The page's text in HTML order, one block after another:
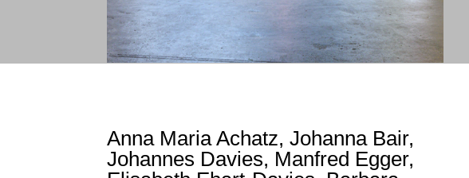
Anna Maria Achatz, Johanna Bair,
Johannes Davies, Manfred Egger,